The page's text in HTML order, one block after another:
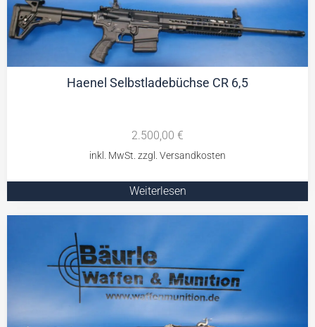
Haenel Selbstladebüchse CR 6,5
2.500,00 €
Weiterlesen